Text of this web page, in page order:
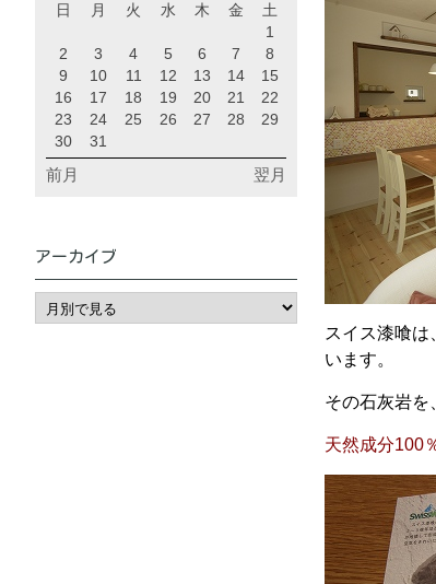
スイス漆喰
います。
その石灰岩を
天然成分100
日 月 火 水 木 金
土
1
2
3 4 5 6 7
8
9
10 11 12 13 14
15
16
17 18 19 20 21
22
23
24 25 26 27 28
29
30
31
前月 翌月
アーカイブ